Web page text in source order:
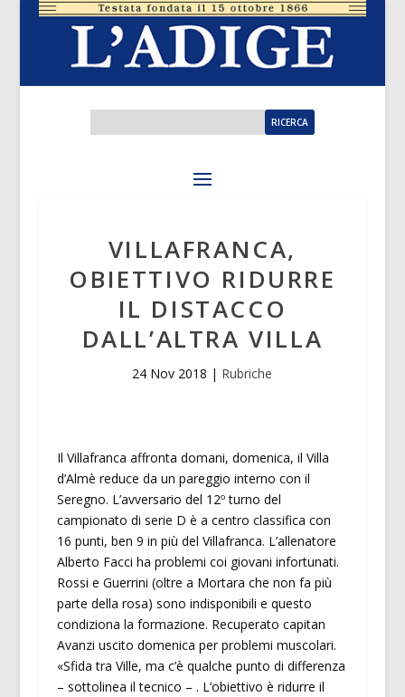
VILLAFRANCA,
OBIETTIVO RIDURRE
IL DISTACCO
DALL’ALTRA VILLA
24 Nov 2018 | Rubriche
Il Villafranca affronta domani, domenica, il Villa
d’Almè reduce da un pareggio interno con il
Seregno. L’avversario del 12º turno del
campionato di serie D è a centro classifica con
16 punti, ben 9 in più del Villafranca. L’allenatore
Alberto Facci ha problemi coi giovani infortunati.
Rossi e Guerrini (oltre a Mortara che non fa più
parte della rosa) sono indisponibili e questo
condiziona la formazione. Recuperato capitan
Avanzi uscito domenica per problemi muscolari.
«Sfida tra Ville, ma c’è qualche punto di differenza
– sottolinea il tecnico – . L’obiettivo è ridurre il